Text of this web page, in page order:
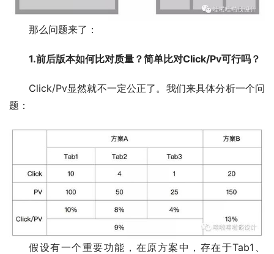
那么问题来了：
1.前后版本如何比对质量？简单比对Click/Pv可行吗？
Click/Pv显然就不一定公正了。我们来具体分析一个问
题：
假设有一个重要功能，在原方案中，存在于Tab1、